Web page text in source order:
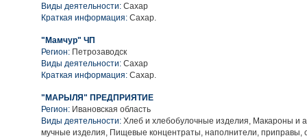
Виды деятельности: Сахар
Краткая информация: Сахар.
"Мамчур" ЧП
Регион: Петрозаводск
Виды деятельности: Сахар
Краткая информация: Сахар.
"МАРЫЛЯ" ПРЕДПРИЯТИЕ
Регион: Ивановская область
Виды деятельности: Хлеб и хлебобулочные изделия, Макароны и
мучные изделия, Пищевые концентраты, наполнители, приправы,